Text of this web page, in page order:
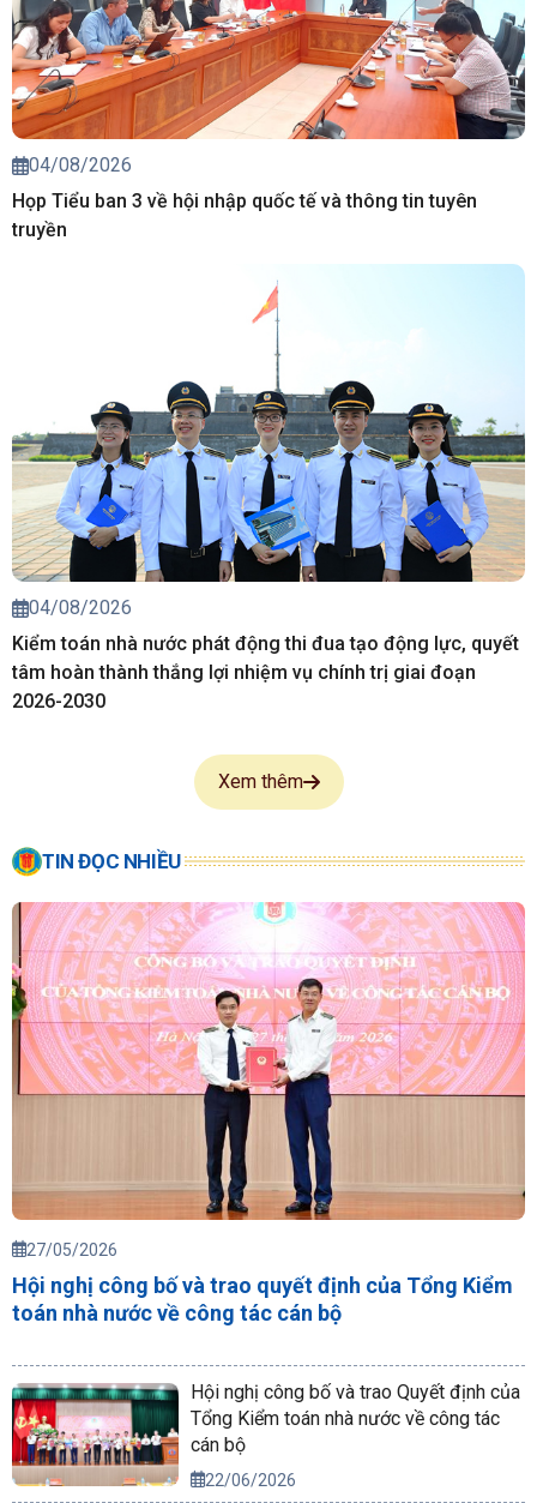
04/08/2026
Họp Tiểu ban 3 về hội nhập quốc tế và thông tin tuyên
truyền
04/08/2026
Kiểm toán nhà nước phát động thi đua tạo động lực, quyết
tâm hoàn thành thắng lợi nhiệm vụ chính trị giai đoạn
2026-2030
Xem thêm
TIN ĐỌC NHIỀU
27/05/2026
Hội nghị công bố và trao quyết định của Tổng Kiểm
toán nhà nước về công tác cán bộ
Hội nghị công bố và trao Quyết định của
Tổng Kiểm toán nhà nước về công tác
cán bộ
22/06/2026